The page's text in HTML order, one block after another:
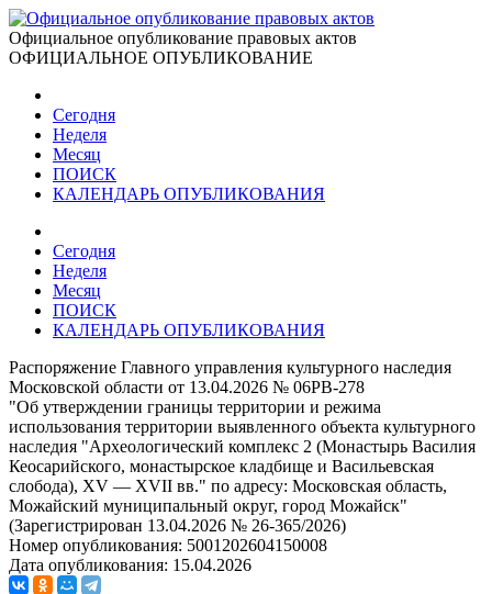
Официальное опубликование правовых актов
ОФИЦИАЛЬНОЕ ОПУБЛИКОВАНИЕ
Сегодня
Неделя
Месяц
ПОИСК
КАЛЕНДАРЬ ОПУБЛИКОВАНИЯ
Сегодня
Неделя
Месяц
ПОИСК
КАЛЕНДАРЬ ОПУБЛИКОВАНИЯ
Распоряжение Главного управления культурного наследия
Московской области от 13.04.2026 № 06РВ-278
"Об утверждении границы территории и режима
использования территории выявленного объекта культурного
наследия "Археологический комплекс 2 (Монастырь Василия
Кеосарийского, монастырское кладбище и Васильевская
слобода), ХV — ХVII вв." по адресу: Московская область,
Можайский муниципальный округ, город Можайск"
(Зарегистрирован 13.04.2026 № 26-365/2026)
Номер опубликования: 5001202604150008
Дата опубликования: 15.04.2026